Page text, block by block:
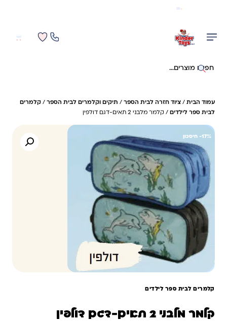
חיפוש באתר
עמוד הבית / ציוד חזרה לבית הספר / תיקים וקלמרים לבית הספר / קלמרים
לבית ספר לילדים / קלמר מלבני 2 תאים-דגם דולפין
17%- חיסכון
קלמרים לבית ספר לילדים
קלמר מלבני 2 תאים-דגם דולפין